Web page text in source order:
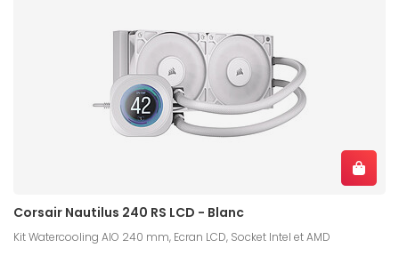
Corsair Nautilus 240 RS LCD - Blanc
Kit Watercooling AIO 240 mm, Ecran LCD, Socket Intel et AMD